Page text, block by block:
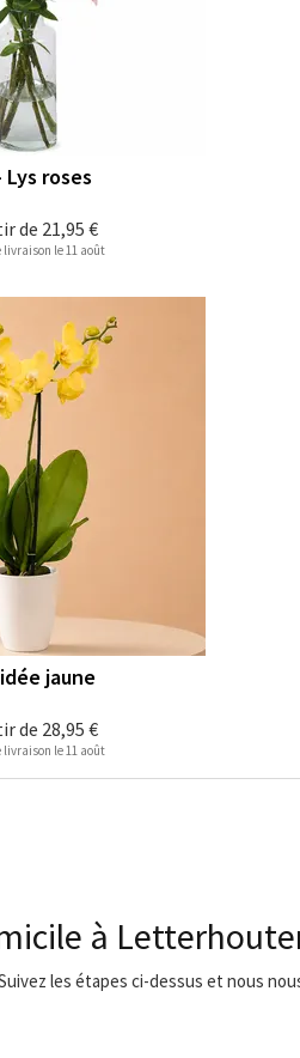
de 21,95 €
Lys roses
livraison le 11 août
de 28,95 €
jaune
livraison le 11 août
à
les étapes ci-dessus et nous